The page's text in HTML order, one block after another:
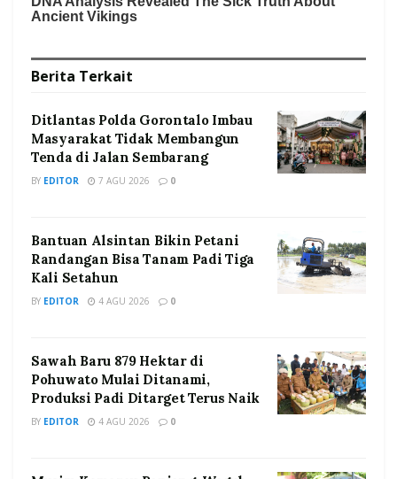
Berita Terkait
Ditlantas Polda Gorontalo Imbau
Masyarakat Tidak Membangun
Tenda di Jalan Sembarang
BY EDITOR 7 AGU 2026 0
Bantuan Alsintan Bikin Petani
Randangan Bisa Tanam Padi Tiga
Kali Setahun
BY EDITOR 4 AGU 2026 0
Sawah Baru 879 Hektar di
Pohuwato Mulai Ditanami,
Produksi Padi Ditarget Terus Naik
BY EDITOR 4 AGU 2026 0